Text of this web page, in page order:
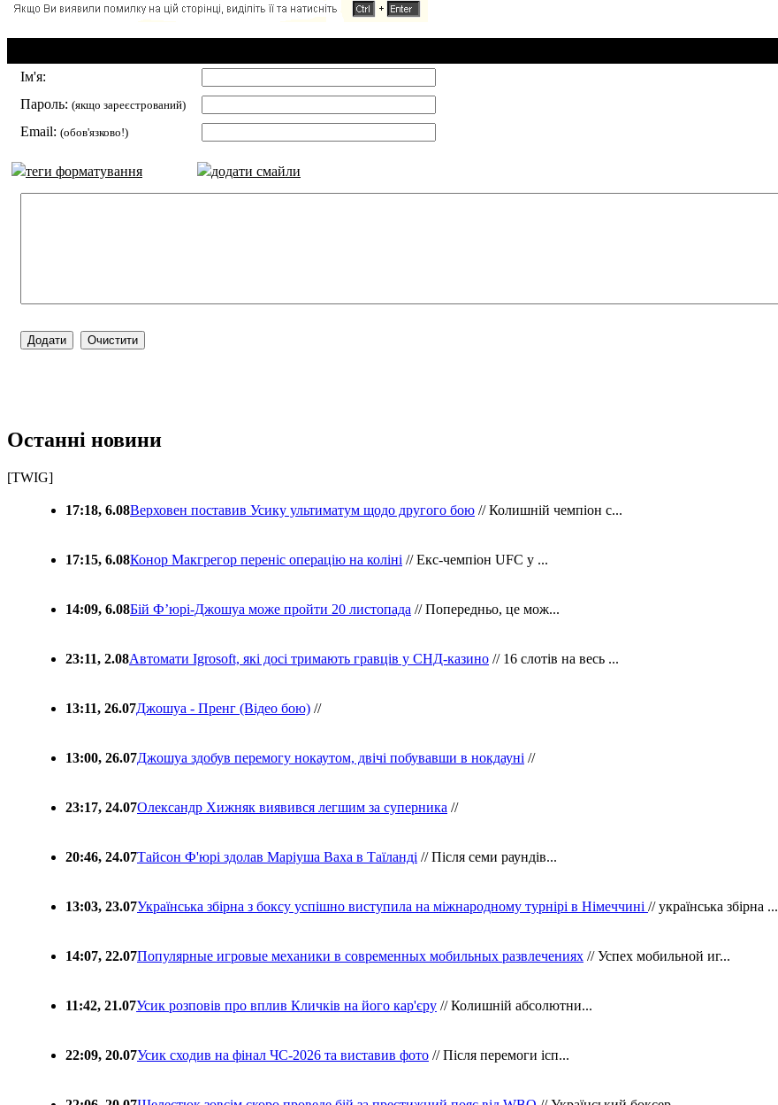
Ім'я:
Пароль: (якщо зареєстрований)
Email: (обов'язково!)
теги форматування додати смайли
Останні новини
[TWIG]
17:18, 6.08Верховен поставив Усику ультиматум щодо другого бою // Колишній чемпіон с...
17:15, 6.08Конор Макгрегор переніс операцію на коліні // Екс-чемпіон UFC у ...
14:09, 6.08Бій Ф’юрі-Джошуа може пройти 20 листопада // Попередньо, це мож...
23:11, 2.08Автомати Igrosoft, які досі тримають гравців у СНД-казино // 16 слотів на весь ...
13:11, 26.07Джошуа - Пренг (Відео бою) //
13:00, 26.07Джошуа здобув перемогу нокаутом, двічі побувавши в нокдауні //
23:17, 24.07Олександр Хижняк виявився легшим за суперника //
20:46, 24.07Тайсон Ф'юрі здолав Маріуша Ваха в Таїланді // Після семи раундів...
13:03, 23.07Українська збірна з боксу успішно виступила на міжнародному турнірі в Німеччині // українська збірна ...
14:07, 22.07Популярные игровые механики в современных мобильных развлечениях // Успех мобильной иг...
11:42, 21.07Усик розповів про вплив Кличків на його кар'єру // Колишній абсолютни...
22:09, 20.07Усик сходив на фінал ЧС-2026 та виставив фото // Після перемоги ісп...